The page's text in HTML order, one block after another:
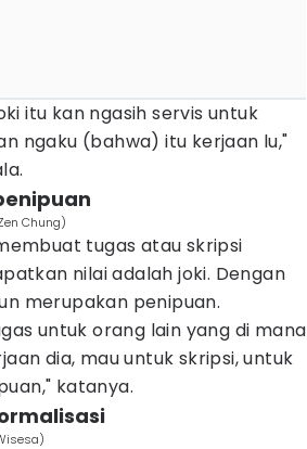
itu kan ngasih servis untuk
ngaku (bahwa) itu kerjaan lu,"
Chung)
tugas atau skripsi
nilai adalah joki. Dengan
merupakan penipuan.
untuk orang lain yang di mana
dia, mau untuk skripsi, untuk
katanya.